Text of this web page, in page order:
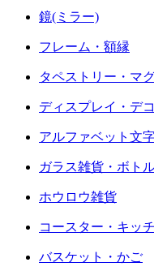
鏡(ミラー)
フレーム・額縁
タペストリー・マ
ディスプレイ・デ
アルファベット文
ガラス雑貨・ボト
ホウロウ雑貨
コースター・キッ
バスケット・かご